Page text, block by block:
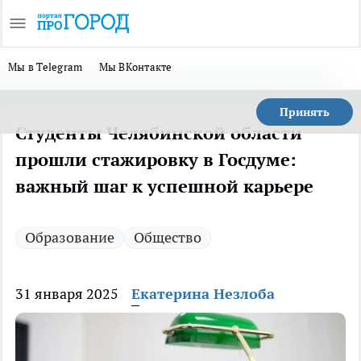
Мы в Telegram Мы ВКонтакте
Принять
Студенты Челябинской области
прошли стажировку в Госдуме:
важный шаг к успешной карьере
Образование Общество
31 января 2025 Екатерина Незлоба